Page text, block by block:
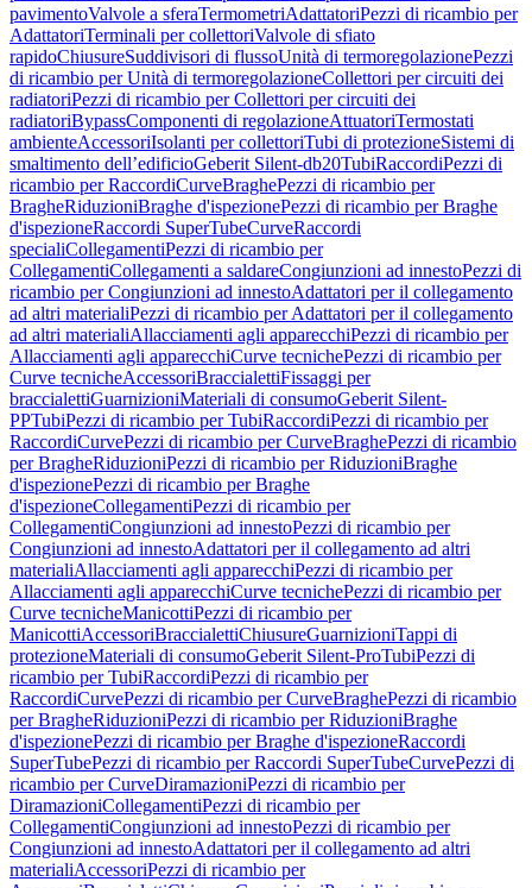
pavimentoValvole a sferaTermometriAdattatoriPezzi di ricambio per
AdattatoriTerminali per collettoriValvole di sfiato
rapidoChiusureSuddivisori di flussoUnità di termoregolazionePezzi
di ricambio per Unità di termoregolazioneCollettori per circuiti dei
radiatoriPezzi di ricambio per Collettori per circuiti dei
radiatoriBypassComponenti di regolazioneAttuatoriTermostati
ambienteAccessoriIsolanti per collettoriTubi di protezioneSistemi di
smaltimento dell’edificioGeberit Silent-db20TubiRaccordiPezzi di
ricambio per RaccordiCurveBraghePezzi di ricambio per
BragheRiduzioniBraghe d'ispezionePezzi di ricambio per Braghe
d'ispezioneRaccordi SuperTubeCurveRaccordi
specialiCollegamentiPezzi di ricambio per
CollegamentiCollegamenti a saldareCongiunzioni ad innestoPezzi di
ricambio per Congiunzioni ad innestoAdattatori per il collegamento
ad altri materialiPezzi di ricambio per Adattatori per il collegamento
ad altri materialiAllacciamenti agli apparecchiPezzi di ricambio per
Allacciamenti agli apparecchiCurve tecnichePezzi di ricambio per
Curve tecnicheAccessoriBraccialettiFissaggi per
braccialettiGuarnizioniMateriali di consumoGeberit Silent-
PPTubiPezzi di ricambio per TubiRaccordiPezzi di ricambio per
RaccordiCurvePezzi di ricambio per CurveBraghePezzi di ricambio
per BragheRiduzioniPezzi di ricambio per RiduzioniBraghe
d'ispezionePezzi di ricambio per Braghe
d'ispezioneCollegamentiPezzi di ricambio per
CollegamentiCongiunzioni ad innestoPezzi di ricambio per
Congiunzioni ad innestoAdattatori per il collegamento ad altri
materialiAllacciamenti agli apparecchiPezzi di ricambio per
Allacciamenti agli apparecchiCurve tecnichePezzi di ricambio per
Curve tecnicheManicottiPezzi di ricambio per
ManicottiAccessoriBraccialettiChiusureGuarnizioniTappi di
protezioneMateriali di consumoGeberit Silent-ProTubiPezzi di
ricambio per TubiRaccordiPezzi di ricambio per
RaccordiCurvePezzi di ricambio per CurveBraghePezzi di ricambio
per BragheRiduzioniPezzi di ricambio per RiduzioniBraghe
d'ispezionePezzi di ricambio per Braghe d'ispezioneRaccordi
SuperTubePezzi di ricambio per Raccordi SuperTubeCurvePezzi di
ricambio per CurveDiramazioniPezzi di ricambio per
DiramazioniCollegamentiPezzi di ricambio per
CollegamentiCongiunzioni ad innestoPezzi di ricambio per
Congiunzioni ad innestoAdattatori per il collegamento ad altri
materialiAccessoriPezzi di ricambio per